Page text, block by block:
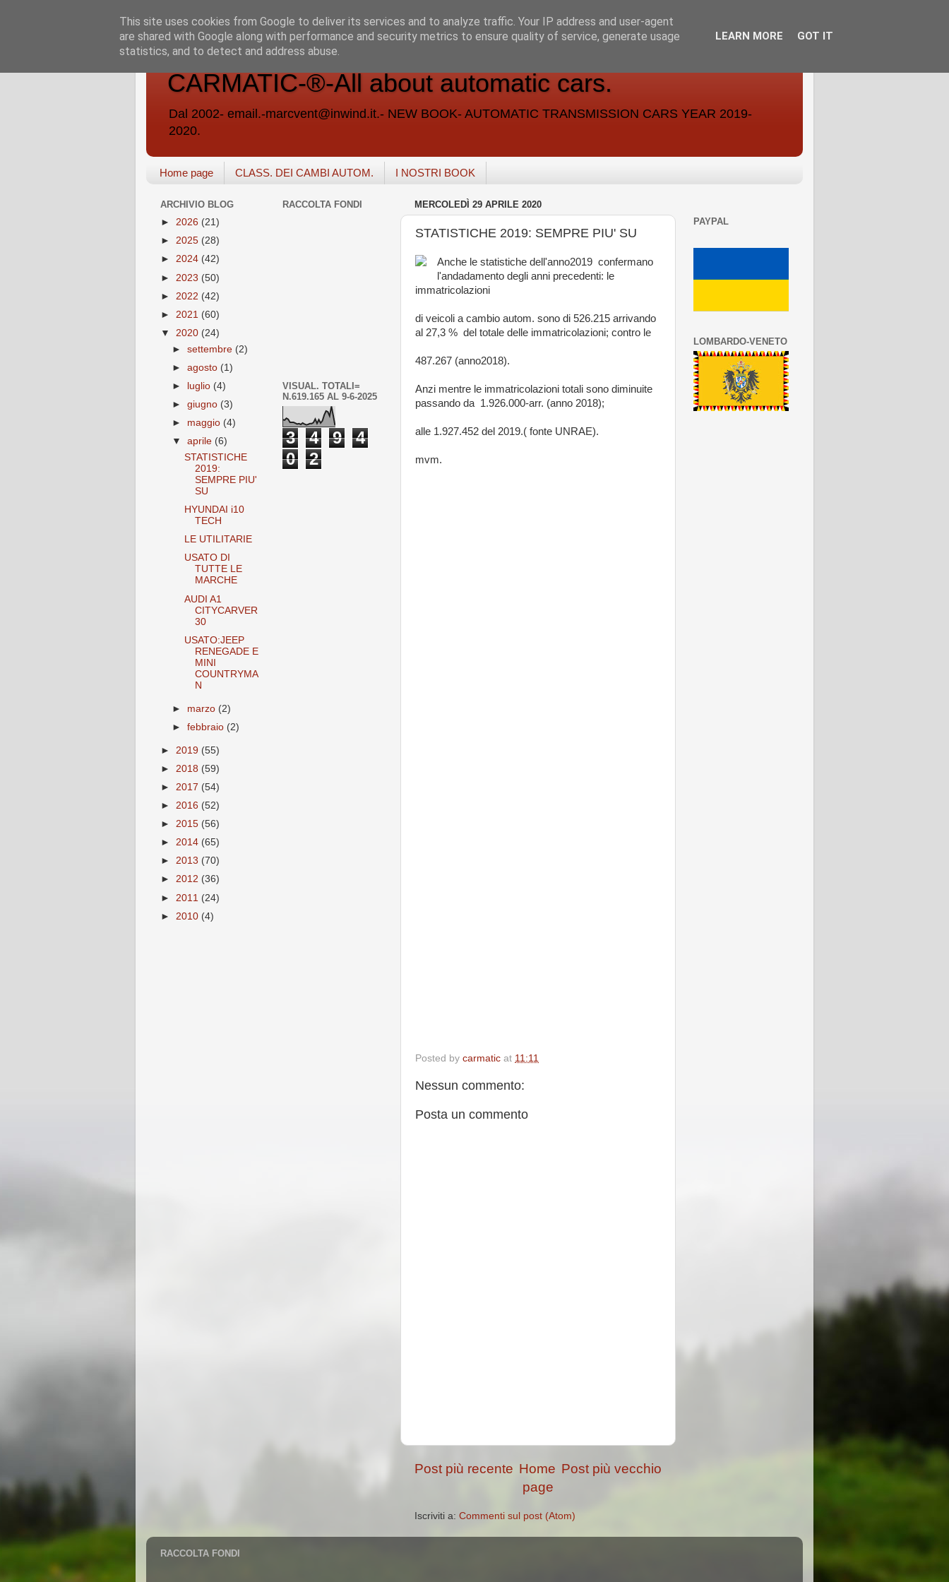
CARMATIC-®-All about automatic cars.
Dal 2002- email.-marcvent@inwind.it.- NEW BOOK- AUTOMATIC TRANSMISSION CARS YEAR 2019-
2020.
Home page CLASS. DEI CAMBI AUTOM. I NOSTRI BOOK
MERCOLEDÌ 29 APRILE 2020
STATISTICHE 2019: SEMPRE PIU' SU
Anche le statistiche dell'anno2019 confermano
l'andadamento degli anni precedenti: le
immatricolazioni
di veicoli a cambio autom. sono di 526.215 arrivando
al 27,3 % del totale delle immatricolazioni; contro le
487.267 (anno2018).
Anzi mentre le immatricolazioni totali sono diminuite
passando da 1.926.000-arr. (anno 2018);
alle 1.927.452 del 2019.( fonte UNRAE).
mvm.
Posted by carmatic at 11:11
Nessun commento:
Posta un commento
Post più recente Post più vecchio
Home
page
Iscriviti a: Commenti sul post (Atom)
ARCHIVIO BLOG
► 2026 (21)
► 2025 (28)
► 2024 (42)
► 2023 (50)
► 2022 (42)
► 2021 (60)
▼ 2020 (24)
►settembre (2)
►agosto (1)
►
luglio (4)
►giugno (3)
► maggio (4)
▼aprile (6)
STATISTICHE
2019:
SEMPRE PIU'
SU
HYUNDAI i10
TECH
LE UTILITARIE
USATO DI
TUTTE LE
MARCHE
AUDI A1
CITYCARVER
30
USATO:JEEP
RENEGADE E
MINI
COUNTRYMA
N
► marzo (2)
►febbraio (2)
► 2019 (55)
► 2018 (59)
► 2017 (54)
► 2016 (52)
► 2015 (56)
► 2014 (65)
► 2013 (70)
► 2012 (36)
► 2011 (24)
► 2010 (4)
RACCOLTA FONDI
VISUAL. TOTALI=
N.619.165 AL 9-6-2025
3 4 9
4
0
2
PAYPAL
LOMBARDO-VENETO
RACCOLTA FONDI
This site uses cookies from Google to deliver its services and to analyze traffic. Your IP address and user-agent
are shared with Google along with performance and security metrics to ensure quality of service, generate usage
statistics, and to detect and address abuse.
LEARN MORE GOT IT